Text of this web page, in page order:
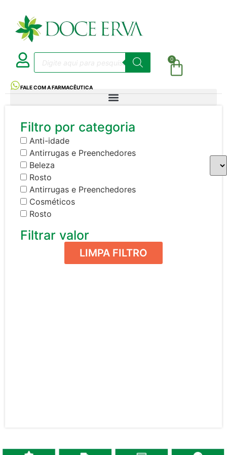
0
FALE COM A FARMACÊUTICA
Filtro por categoria
Anti-idade
Antirrugas e Preenchedores
Beleza
Rosto
Antirrugas e Preenchedores
Cosméticos
Rosto
Filtrar valor
LIMPA FILTRO